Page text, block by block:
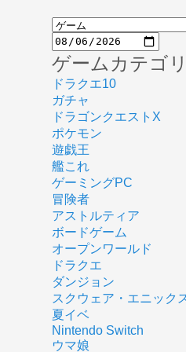
ゲームカテゴ
ドラクエ10
ガチャ
ドラゴンクエストX
ポケモン
遊戯王
艦これ
ゲーミングPC
冒険者
アストルティア
ボードゲーム
オープンワールド
ドラクエ
ダンジョン
スクウェア・エニック
夏イベ
Nintendo Switch
ウマ娘